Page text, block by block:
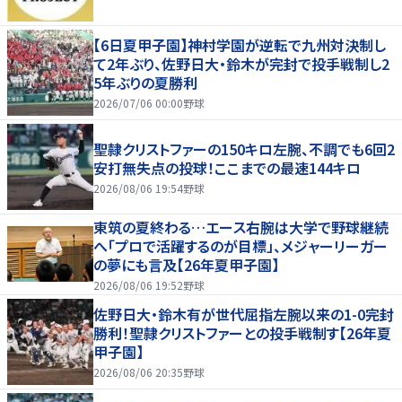
【6日夏甲子園】神村学園が逆転で九州対決制し
て2年ぶり、佐野日大・鈴木が完封で投手戦制し2
5年ぶりの夏勝利
2026/07/06 00:00野球
聖隷クリストファーの150キロ左腕、不調でも6回2
安打無失点の投球！ここまでの最速144キロ
2026/08/06 19:54野球
東筑の夏終わる…エース右腕は大学で野球継続
へ「プロで活躍するのが目標」、メジャーリーガー
の夢にも言及【26年夏甲子園】
2026/08/06 19:52野球
佐野日大・鈴木有が世代屈指左腕以来の1-0完封
勝利！聖隷クリストファーとの投手戦制す【26年夏
甲子園】
2026/08/06 20:35野球